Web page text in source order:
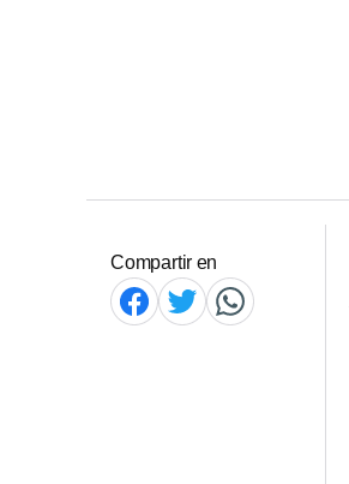
Compartir en